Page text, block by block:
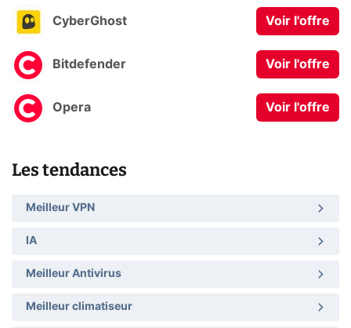
CyberGhost Voir l'offre
Bitdefender Voir l'offre
Opera Voir l'offre
Les tendances
Meilleur VPN
IA
Meilleur Antivirus
Meilleur climatiseur